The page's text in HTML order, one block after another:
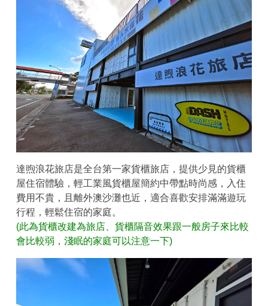
達煦浪花旅店是全台第一家貨櫃旅店，提供少見的貨櫃
屋住宿體驗，輕工業風貨櫃屋簡約中帶點時尚感，入住
費用不貴，且離外澳沙灘也近，適合喜歡安排滿滿遊玩
行程，輕鬆住宿的家庭。
(此為貨櫃改建為旅店、貨櫃隔音效果跟一般房子來比較
會比較弱，淺眠的家庭可以注意一下)